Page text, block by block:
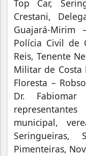
Top Car,
Crestani,
Guajará-Mirim
Polícia Civil de
Reis, Tenente
Militar de Costa
Floresta –
Dr. Fabiomar
municipal,
Pimenteiras,